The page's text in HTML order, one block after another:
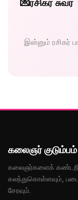
💌ரசிகர் சுவர்
இன்னும் ரசிகர்
கலைஞர் குடும்பம்
கலைஞர்களைக்
கலந்துகொள்ளவும்,
சேரவும்.